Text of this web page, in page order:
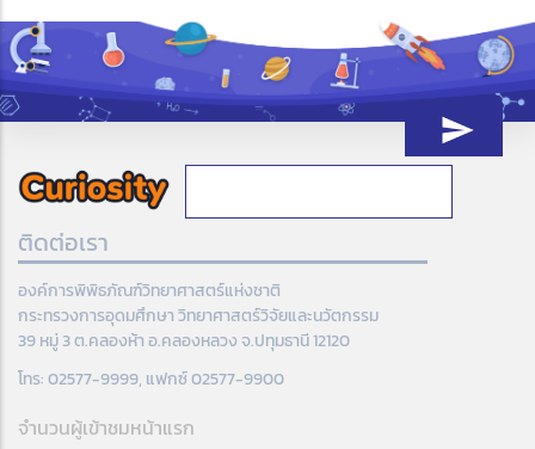
ติดต่อเรา
องค์การพิพิธภัณฑ์วิทยาศาสตร์แห่งชาติ
กระทรวงการอุดมศึกษา วิทยาศาสตร์วิจัยและนวัตกรรม
39 หมู่ 3 ต.คลองห้า อ.คลองหลวง จ.ปทุมธานี 12120
โทร: 02577-9999, แฟกซ์ 02577-9900
จำนวนผู้เข้าชมหน้าแรก